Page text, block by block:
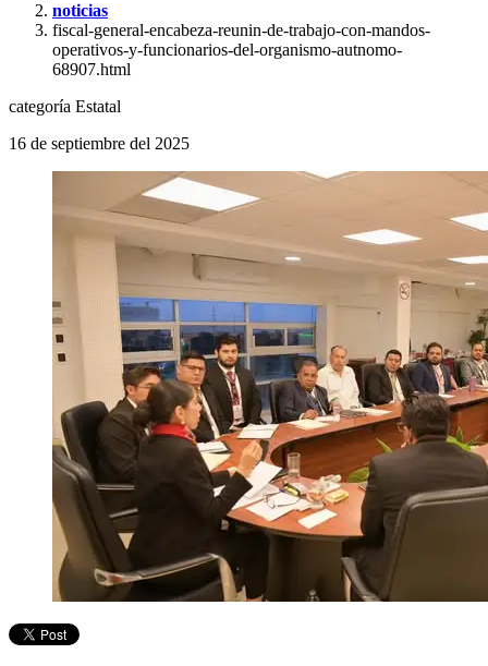
noticias
fiscal-general-encabeza-reunin-de-trabajo-con-mandos-
operativos-y-funcionarios-del-organismo-autnomo-
68907.html
categoría Estatal
16 de septiembre del 2025